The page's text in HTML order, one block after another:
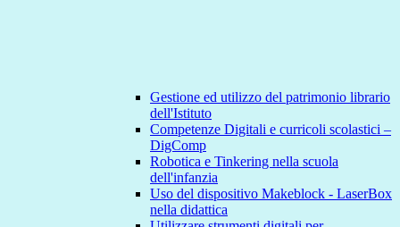
Gestione ed utilizzo del patrimonio librario
dell'Istituto
Competenze Digitali e curricoli scolastici –
DigComp
Robotica e Tinkering nella scuola
dell'infanzia
Uso del dispositivo Makeblock - LaserBox
nella didattica